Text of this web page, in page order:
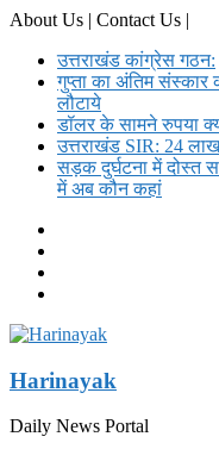
About Us | Contact Us |
उत्तराखंड कांग्रेस गठन:
गुप्ता का अंतिम
लौटाये
डॉलर के सामने रुपया
उत्तराखंड SIR: 24
सड़क दुर्घटना में दोस्त
में अब कौन कहां
Harinayak
Daily News Portal